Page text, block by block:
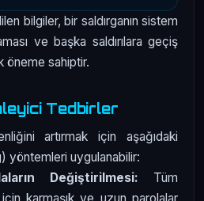
bilgiler, bir saldırganın sistem
ve başka saldırılara geçiş
öneme sahiptir.
Tedbirler
artırmak için aşağıdaki
yöntemleri uygulanabilir:
Değiştirilmesi: Tüm